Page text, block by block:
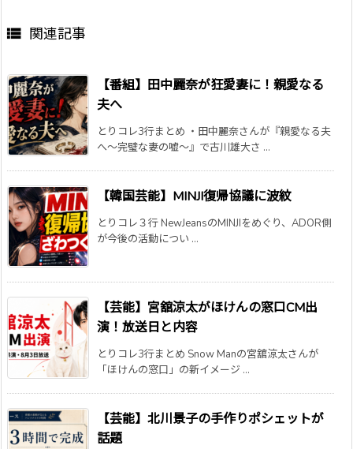
 関連記事
【番組】田中麗奈が狂愛妻に！親愛なる
夫へ
とりコレ3行まとめ ・田中麗奈さんが『親愛なる夫
へ～完璧な妻の嘘～』で古川雄大さ ...
【韓国芸能】MINJI復帰協議に波紋
とりコレ３行 NewJeansのMINJIをめぐり、ADOR側
が今後の活動につい ...
【芸能】宮舘涼太がほけんの窓口CM出
演！放送日と内容
とりコレ3行まとめ Snow Manの宮舘涼太さんが
「ほけんの窓口」の新イメージ ...
【芸能】北川景子の手作りポシェットが
話題